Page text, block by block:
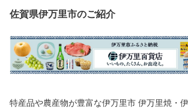
佐賀県伊万里市のご紹介
特産品や農産物が豊富な伊万里市 伊万里焼・伊万里牛・車海老・